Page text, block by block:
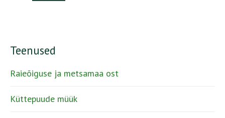
Teenused
Raieõiguse ja metsamaa ost
Küttepuude müük